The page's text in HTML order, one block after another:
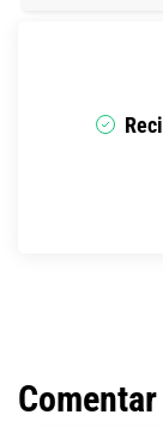
Comentar